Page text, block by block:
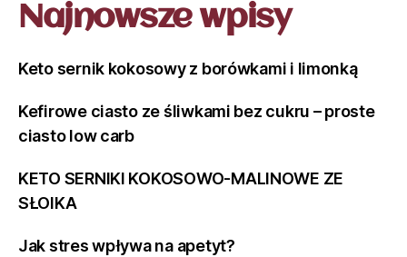
Najnowsze wpisy
Keto sernik kokosowy z borówkami i limonką
Kefirowe ciasto ze śliwkami bez cukru – proste
ciasto low carb
KETO SERNIKI KOKOSOWO-MALINOWE ZE
SŁOIKA
Jak stres wpływa na apetyt?